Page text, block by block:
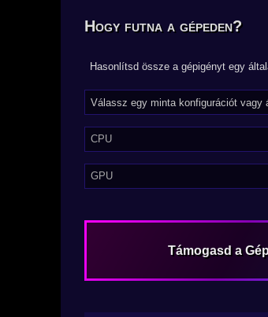
Hogy futna a gépeden?
Hasonlítsd össze a gépigényt egy
CPU
GPU
Támogasd a